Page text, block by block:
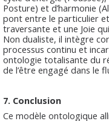
Posture) et d’harmonie
pont entre le particulier
traversante et une Joie
Non dualiste, il intègre
processus continu et
ontologie totalisante du
de l’être engagé dans le
7. Conclusion
Ce modèle ontologique